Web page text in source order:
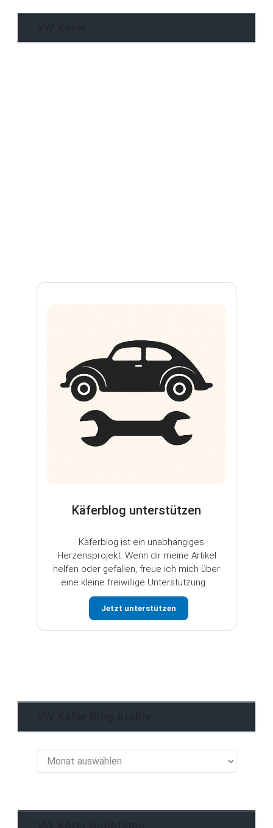
Käferblog unterstützen
Käferblog ist ein unabhängiges
Herzensprojekt. Wenn dir meine Artikel
helfen oder gefallen, freue ich mich über
eine kleine freiwillige Unterstützung.
Jetzt unterstützen
Käfer